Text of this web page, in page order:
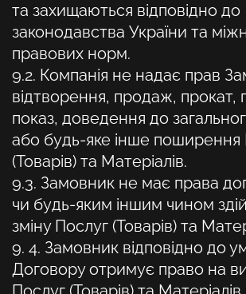
та захищаються відповідно до
законодавства України та
правових норм.
9.2. Компанія не надає прав
відтворення, продаж, прокат,
показ, доведення до
або будь-яке інше поширення
(Товарів) та Матеріалів.
9.3. Замовник не має права
чи будь-яким іншим чином
зміну Послуг (Товарів) та
9. 4. Замовник відповідно до
Договору отримує право на